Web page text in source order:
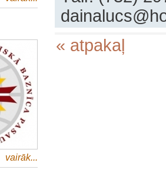
vairāk...
« atpakaļ